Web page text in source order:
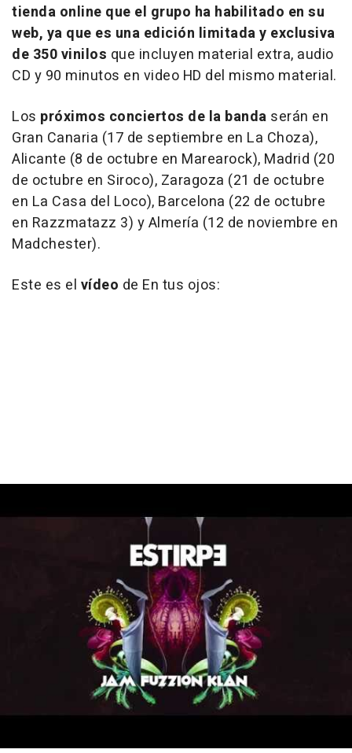
tienda online que el grupo ha habilitado en su
web, ya que es una edición limitada y exclusiva
de 350 vinilos que incluyen material extra, audio
CD y 90 minutos en video HD del mismo material.
Los próximos conciertos de la banda serán en
Gran Canaria (17 de septiembre en La Choza),
Alicante (8 de octubre en Marearock), Madrid (20
de octubre en Siroco), Zaragoza (21 de octubre
en La Casa del Loco), Barcelona (22 de octubre
en Razzmatazz 3) y Almería (12 de noviembre en
Madchester).
Este es el vídeo de En tus ojos: